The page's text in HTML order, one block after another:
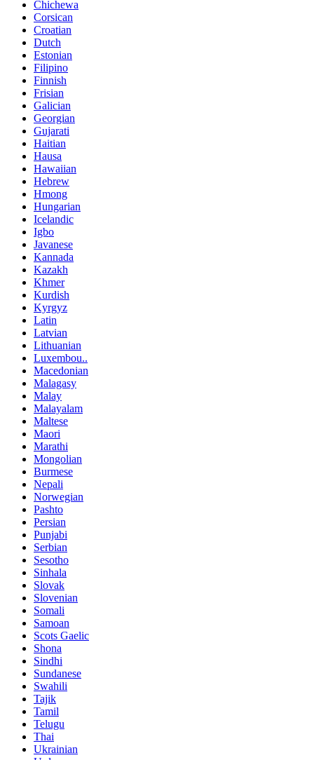
Chichewa
Corsican
Croatian
Dutch
Estonian
Filipino
Finnish
Frisian
Galician
Georgian
Gujarati
Haitian
Hausa
Hawaiian
Hebrew
Hmong
Hungarian
Icelandic
Igbo
Javanese
Kannada
Kazakh
Khmer
Kurdish
Kyrgyz
Latin
Latvian
Lithuanian
Luxembou..
Macedonian
Malagasy
Malay
Malayalam
Maltese
Maori
Marathi
Mongolian
Burmese
Nepali
Norwegian
Pashto
Persian
Punjabi
Serbian
Sesotho
Sinhala
Slovak
Slovenian
Somali
Samoan
Scots Gaelic
Shona
Sindhi
Sundanese
Swahili
Tajik
Tamil
Telugu
Thai
Ukrainian